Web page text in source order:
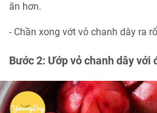
ăn hơn.
- Chần xong vớt vỏ chanh dây ra
Bước 2: Ướp vỏ chanh dây với